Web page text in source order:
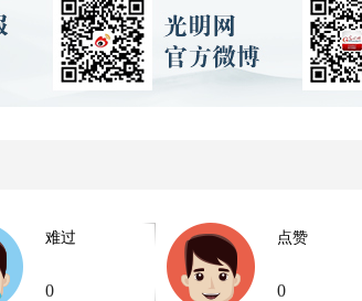
难过
0
点赞
0